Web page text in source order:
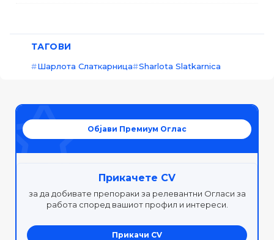
ТАГОВИ
Шарлота Слаткарница Sharlota Slatkarnica
Објави Премиум Оглас
Прикачете CV
за да добивате препораки за релевантни Огласи за
работа според вашиот профил и интереси.
Прикачи CV